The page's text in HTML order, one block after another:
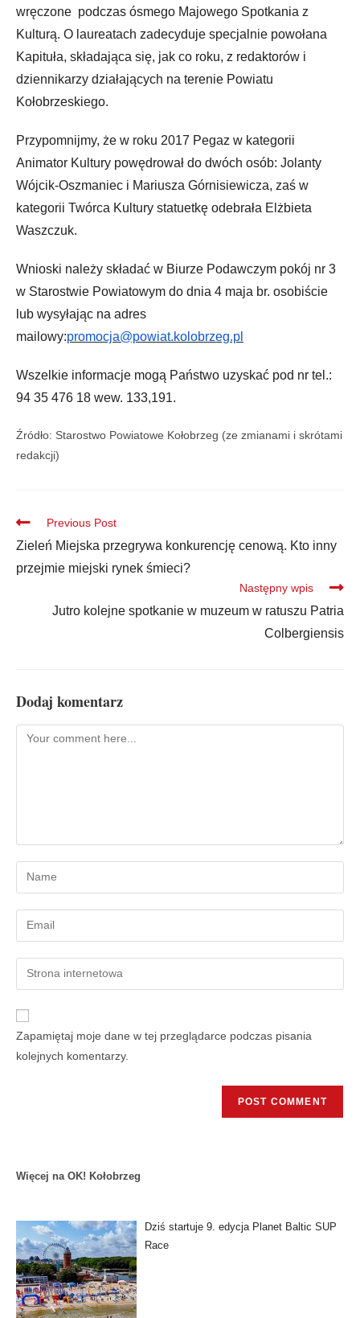
wręczone podczas ósmego Majowego Spotkania z
Kulturą. O laureatach zadecyduje specjalnie powołana
Kapituła, składająca się, jak co roku, z redaktorów i
dziennikarzy działających na terenie Powiatu
Kołobrzeskiego.
Przypomnijmy, że w roku 2017 Pegaz w kategorii
Animator Kultury powędrował do dwóch osób: Jolanty
Wójcik-Oszmaniec i Mariusza Górnisiewicza, zaś w
kategorii Twórca Kultury statuetkę odebrała Elżbieta
Waszczuk.
Wnioski należy składać w Biurze Podawczym pokój nr 3
w Starostwie Powiatowym do dnia 4 maja br. osobiście
lub wysyłając na adres
mailowy:promocja@powiat.kolobrzeg.pl
Wszelkie informacje mogą Państwo uzyskać pod nr tel.:
94 35 476 18 wew. 133,191.
Źródło: Starostwo Powiatowe Kołobrzeg (ze zmianami i skrótami
redakcji)
Previous Post
Zieleń Miejska przegrywa konkurencję cenową. Kto inny
przejmie miejski rynek śmieci?
Następny wpis
Jutro kolejne spotkanie w muzeum w ratuszu Patria
Colbergiensis
Dodaj komentarz
Zapamiętaj moje dane w tej przeglądarce podczas pisania
kolejnych komentarzy.
Więcej na OK! Kołobrzeg
Dziś startuje 9. edycja Planet Baltic SUP
Race